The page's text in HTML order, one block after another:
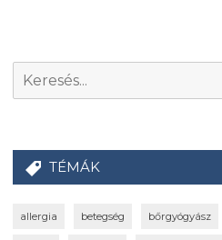
TÉMÁK
allergia betegség bőrgyógyász